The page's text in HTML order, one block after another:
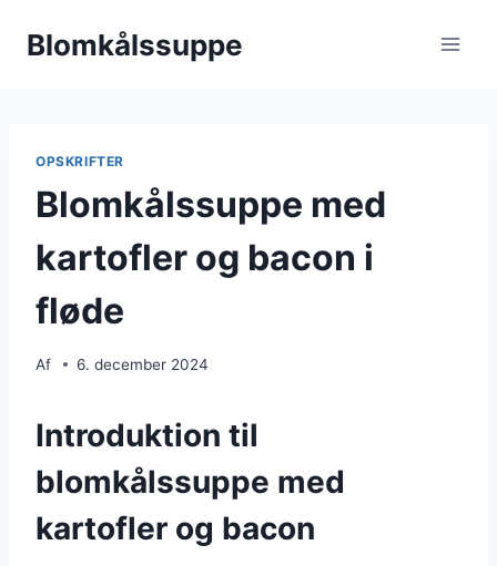
Blomkålssuppe
OPSKRIFTER
Blomkålssuppe med
kartofler og bacon i
fløde
Af 6. december 2024
Introduktion til
blomkålssuppe med
kartofler og bacon